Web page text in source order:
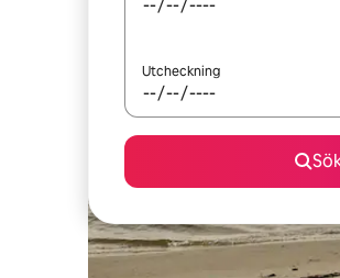
Utcheckning